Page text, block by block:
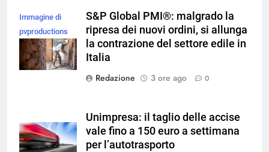
Immagine di
pvproductions
su Magnific
S&P Global PMI®: malgrado la
ripresa dei nuovi ordini, si allunga
la contrazione del settore edile in
Italia
Redazione
3 ore ago 0
Unimpresa: il taglio delle accise
vale fino a 150 euro a settimana
per l’autotrasporto